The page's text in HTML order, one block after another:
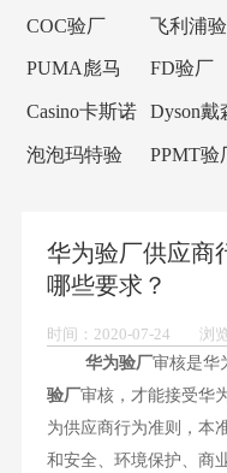
COC验厂 飞利浦
PUMA彪马
验厂
FD验厂
Casino卡斯诺
验厂
Dyson戴
厂
泡泡玛特验
PPMT验
华为验厂供应商
哪些要求？
时间：2020-07-24 浏
华为验厂审核是华
验厂审核，才能接受华
为供应商行为准则，本
和安全、环境保护、商